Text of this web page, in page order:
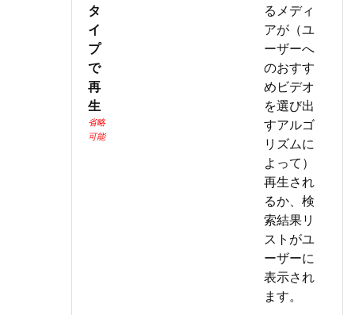
タ
イ
プ
で
再
生
省略
可能
るメディ
アが（ユ
ーザーへ
のおすす
めビデオ
を選び出
すアルゴ
リズムに
よって）
再生され
るか、検
索結果リ
ストがユ
ーザーに
表示され
ます。